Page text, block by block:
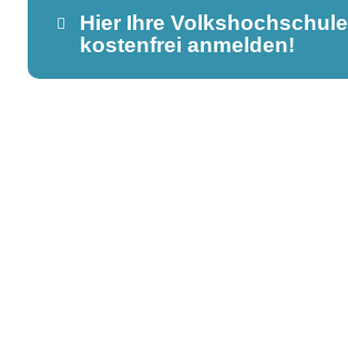
Hier Ihre Volkshochschule
kostenfrei anmelden!